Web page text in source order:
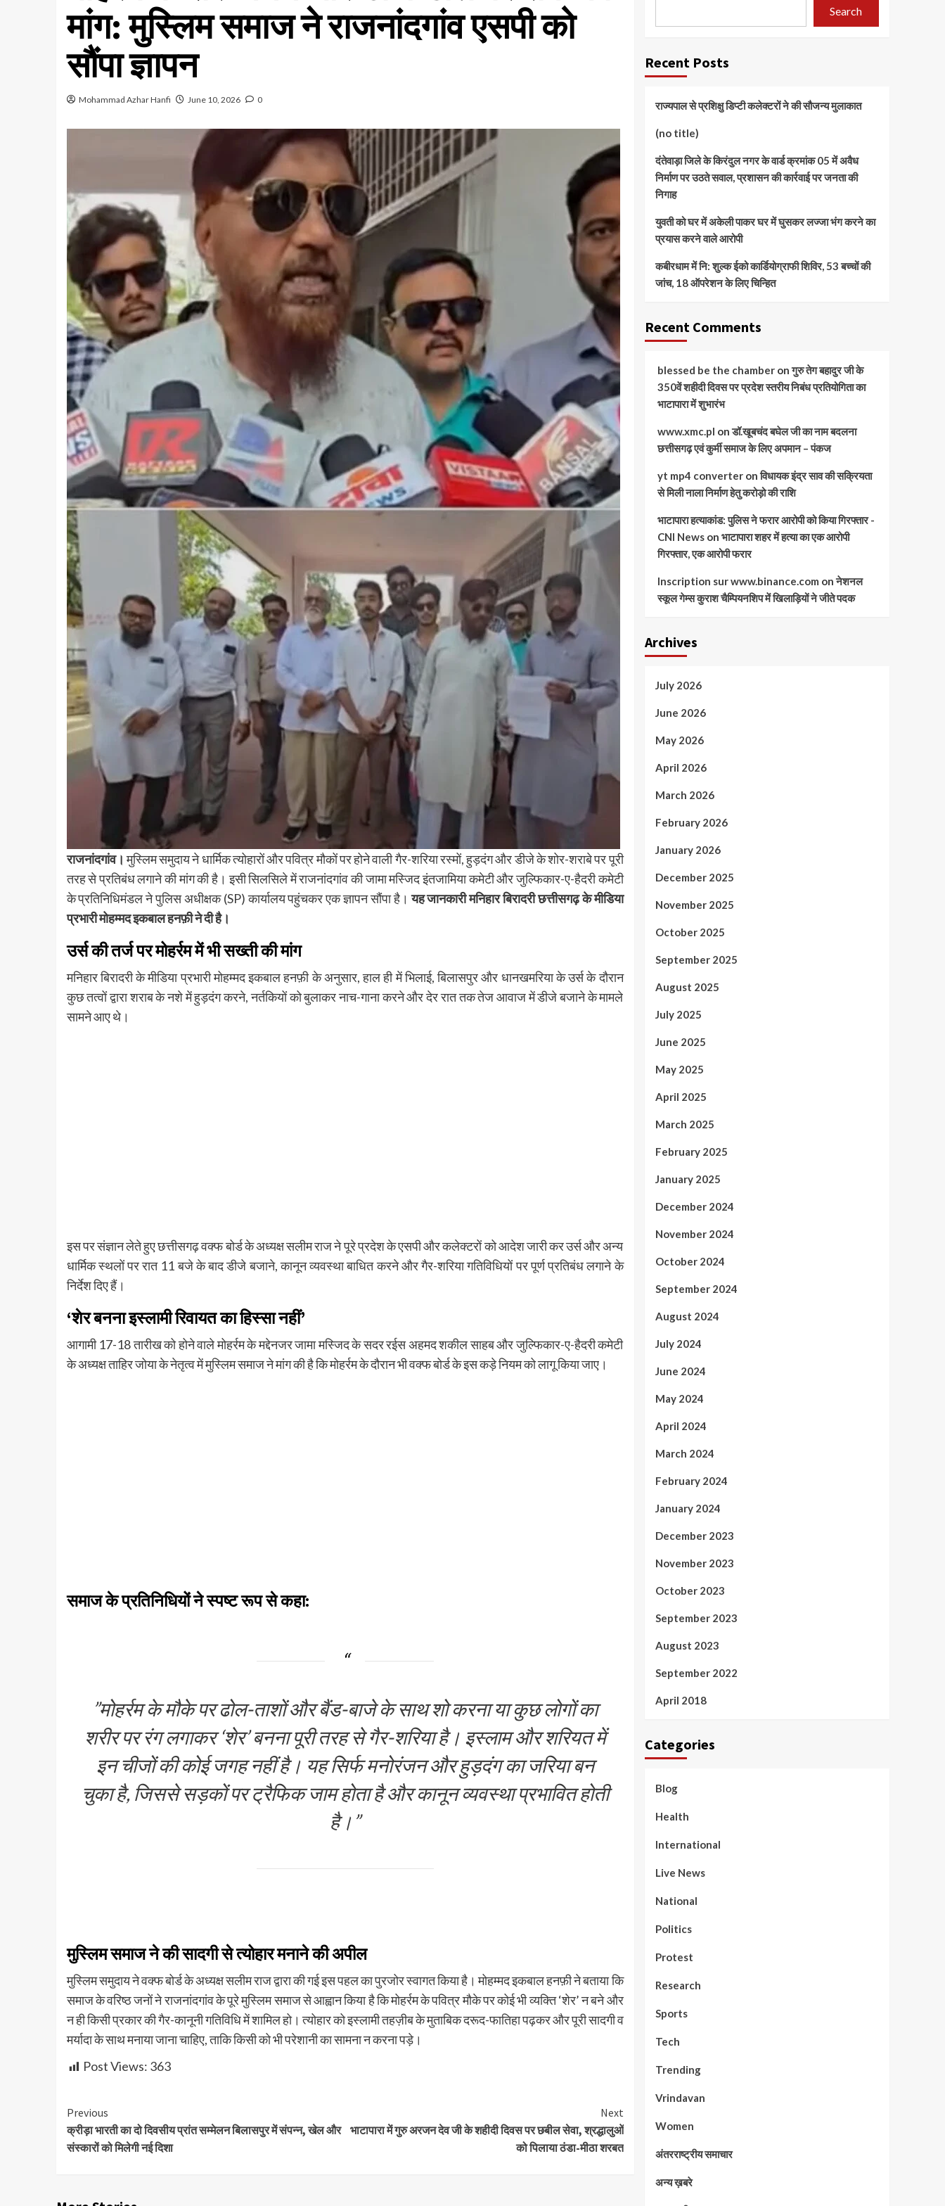
मांग: मुस्लिम समाज ने राजनांदगांव एसपी को
सौंपा ज्ञापन
Mohammad Azhar Hanfi June 10, 2026 0
राजनांदगांव। मुस्लिम समुदाय ने धार्मिक त्योहारों और पवित्र मौकों पर होने वाली गैर-शरिया रस्मों, हुड़दंग और डीजे के शोर-शराबे पर पूरी
तरह से प्रतिबंध लगाने की मांग की है। इसी सिलसिले में राजनांदगांव की जामा मस्जिद इंतजामिया कमेटी और जुल्फिकार-ए-हैदरी कमेटी
के प्रतिनिधिमंडल ने पुलिस अधीक्षक (SP) कार्यालय पहुंचकर एक ज्ञापन सौंपा है।यह जानकारी मनिहार बिरादरी छत्तीसगढ़ के मीडिया
प्रभारी मोहम्मद इकबाल हनफ़ी ने दी है।
उर्स की तर्ज पर मोहर्रम में भी सख्ती की मांग
​मनिहार बिरादरी के मीडिया प्रभारी मोहम्मद इकबाल हनफ़ी के अनुसार, हाल ही में भिलाई, बिलासपुर और धानखमरिया के उर्स के दौरान
कुछ तत्वों द्वारा शराब के नशे में हुड़दंग करने, नर्तकियों को बुलाकर नाच-गाना करने और देर रात तक तेज आवाज में डीजे बजाने के मामले
सामने आए थे।
​इस पर संज्ञान लेते हुए छत्तीसगढ़ वक्फ बोर्ड के अध्यक्ष सलीम राज ने पूरे प्रदेश के एसपी और कलेक्टरों को आदेश जारी कर उर्स और अन्य
धार्मिक स्थलों पर रात 11 बजे के बाद डीजे बजाने, कानून व्यवस्था बाधित करने और गैर-शरिया गतिविधियों पर पूर्ण प्रतिबंध लगाने के
निर्देश दिए हैं।
‘शेर बनना इस्लामी रिवायत का हिस्सा नहीं’
​आगामी 17-18 तारीख को होने वाले मोहर्रम के मद्देनजर जामा मस्जिद के सदर रईस अहमद शकील साहब और जुल्फिकार-ए-हैदरी कमेटी
के अध्यक्ष ताहिर जोया के नेतृत्व में मुस्लिम समाज ने मांग की है कि मोहर्रम के दौरान भी वक्फ बोर्ड के इस कड़े नियम को लागू किया जाए।
समाज के प्रतिनिधियों ने स्पष्ट रूप से कहा:
​”मोहर्रम के मौके पर ढोल-ताशों और बैंड-बाजे के साथ शो करना या कुछ लोगों का
शरीर पर रंग लगाकर ‘शेर’ बनना पूरी तरह से गैर-शरिया है। इस्लाम और शरियत में
इन चीजों की कोई जगह नहीं है। यह सिर्फ मनोरंजन और हुड़दंग का जरिया बन
चुका है, जिससे सड़कों पर ट्रैफिक जाम होता है और कानून व्यवस्था प्रभावित होती
है।”
मुस्लिम समाज ने की सादगी से त्योहार मनाने की अपील
​मुस्लिम समुदाय ने वक्फ बोर्ड के अध्यक्ष सलीम राज द्वारा की गई इस पहल का पुरजोर स्वागत किया है। मोहम्मद इकबाल हनफ़ी ने बताया कि
समाज के वरिष्ठ जनों ने राजनांदगांव के पूरे मुस्लिम समाज से आह्वान किया है कि मोहर्रम के पवित्र मौके पर कोई भी व्यक्ति ‘शेर’ न बने और
न ही किसी प्रकार की गैर-कानूनी गतिविधि में शामिल हो। त्योहार को इस्लामी तहज़ीब के मुताबिक दरूद-फातिहा पढ़कर और पूरी सादगी व
मर्यादा के साथ मनाया जाना चाहिए, ताकि किसी को भी परेशानी का सामना न करना पड़े।
Post Views: 363
Continue
Reading
Previous
क्रीड़ा भारती का दो दिवसीय प्रांत सम्मेलन बिलासपुर में संपन्न, खेल और
संस्कारों को मिलेगी नई दिशा
Next
भाटापारा में गुरु अरजन देव जी के शहीदी दिवस पर छबील सेवा, श्रद्धालुओं
को पिलाया ठंडा-मीठा शरबत
Search
Recent Posts
राज्यपाल से प्रशिक्षु डिप्टी कलेक्टरों ने की सौजन्य मुलाकात
(no title)
दंतेवाड़ा जिले के किरंदुल नगर के वार्ड क्रमांक 05 में अवैध
निर्माण पर उठते सवाल, प्रशासन की कार्रवाई पर जनता की
निगाह
युवती को घर में अकेली पाकर घर में घुसकर लज्जा भंग करने का
प्रयास करने वाले आरोपी
कबीरधाम में नि: शुल्क ईको कार्डियोग्राफी शिविर, 53 बच्चों की
जांच, 18 ऑपरेशन के लिए चिन्हित
Recent Comments
blessed be the chamberonगुरु तेग बहादुर जी के
350वें शहीदी दिवस पर प्रदेश स्तरीय निबंध प्रतियोगिता का
भाटापारा में शुभारंभ
www.xmc.pl onडॉ.खूबचंद बघेल जी का नाम बदलना
छत्तीसगढ़ एवं कुर्मी समाज के लिए अपमान – पंकज
yt mp4 converteronविधायक इंद्र साव की सक्रियता
से मिली नाला निर्माण हेतु करोड़ो की राशि
भाटापारा हत्याकांड: पुलिस ने फरार आरोपी को किया गिरफ्तार -
CNI Newson भाटापारा शहर में हत्या का एक आरोपी
गिरफ्तार, एक आरोपी फरार
Inscription sur www.binance.com onनेशनल
स्कूल गेम्स कुराश चैम्पियनशिप में खिलाड़ियों ने जीते पदक
Archives
July 2026
June 2026
May 2026
April 2026
March 2026
February 2026
January 2026
December 2025
November 2025
October 2025
September 2025
August 2025
July 2025
June 2025
May 2025
April 2025
March 2025
February 2025
January 2025
December 2024
November 2024
October 2024
September 2024
August 2024
July 2024
June 2024
May 2024
April 2024
March 2024
February 2024
January 2024
December 2023
November 2023
October 2023
September 2023
August 2023
September 2022
April 2018
Categories
Blog
Health
International
Live News
National
Politics
Protest
Research
Sports
Tech
Trending
Vrindavan
Women
अंतरराष्ट्रीय समाचार
अन्य ख़बरे